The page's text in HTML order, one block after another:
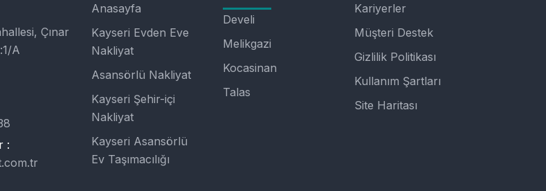
Çınar
A
:
Anasayfa
Kayseri Evden Eve
Nakliyat
Asansörlü Nakliyat
Kayseri Şehir-içi
Nakliyat
Kayseri Asansörlü
Ev Taşımacılığı
Develi
Melikgazi
Kocasinan
Talas
Kariyerler
Müşteri Destek
Gizlilik Politikası
Kullanım Şartları
Site Haritası